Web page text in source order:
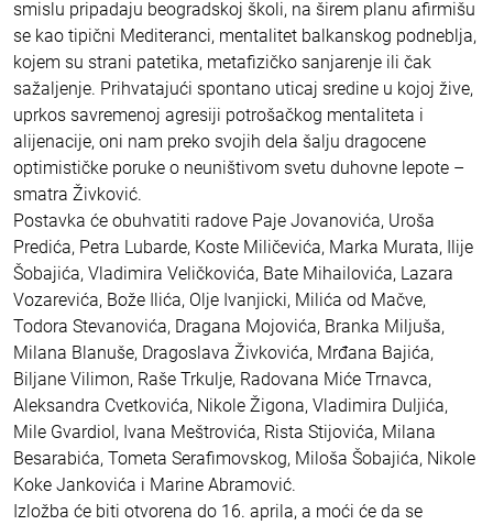
smislu pripadaju beogradskoj školi, na širem planu afirmišu
se kao tipični Mediteranci, mentalitet balkanskog podneblja,
kojem su strani patetika, metafizičko sanjarenje ili čak
sažaljenje. Prihvatajući spontano uticaj sredine u kojoj žive,
uprkos savremenoj agresiji potrošačkog mentaliteta i
alijenacije, oni nam preko svojih dela šalju dragocene
optimističke poruke o neuništivom svetu duhovne lepote –
smatra Živković.
Postavka će obuhvatiti radove Paje Jovanovića, Uroša
Predića, Petra Lubarde, Koste Miličevića, Marka Murata, Ilije
Šobajića, Vladimira Veličkovića, Bate Mihailovića, Lazara
Vozarevića, Bože Ilića, Olje Ivanjicki, Milića od Mačve,
Todora Stevanovića, Dragana Mojovića, Branka Miljuša,
Milana Blanuše, Dragoslava Živkovića, Mrđana Bajića,
Biljane Vilimon, Raše Trkulje, Radovana Miće Trnavca,
Aleksandra Cvetkovića, Nikole Žigona, Vladimira Duljića,
Mile Gvardiol, Ivana Meštrovića, Rista Stijovića, Milana
Besarabića, Tometa Serafimovskog, Miloša Šobajića, Nikole
Koke Jankovića i Marine Abramović.
Izložba će biti otvorena do 16. aprila, a moći će da se